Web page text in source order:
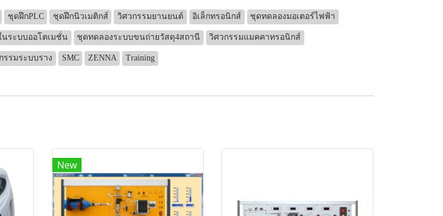
ชุดฝึกPLC ชุดฝึกนิวเมติกส์ วิศวกรรมยานยนต์ อิเล็กทรอนิกส์ ชุดทดลองมอเตอร์ไฟฟ้า
ระบบออโตเมชั่น ชุดทดลองระบบขนถ่ายวัสดุ4สถานี วิศวกรรมแมคคาทรอนิกส์
รรมระบบราง SMC ZENNA Training
New